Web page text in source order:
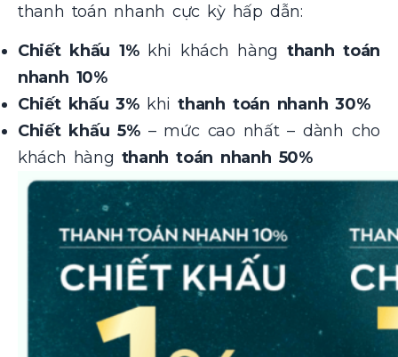
thanh toán nhanh cực kỳ hấp dẫn:
Chiết khấu 1%khi khách hàng thanh toán
nhanh 10%
Chiết khấu 3%khithanh toán nhanh 30%
Chiết khấu 5%– mức cao nhất – dành cho
khách hàng thanh toán nhanh 50%